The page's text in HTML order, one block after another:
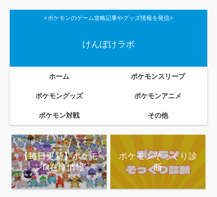
⚡ポケモンのゲーム攻略記事やグッズ情報を発信⚡
けんぽけラボ
ホーム ポケモンスリープ
ポケモングッズ ポケモンアニメ
ポケモン対戦 その他
【毎日更新】ポケモ
ンfit在庫情報
ポケモンそっくり診
断